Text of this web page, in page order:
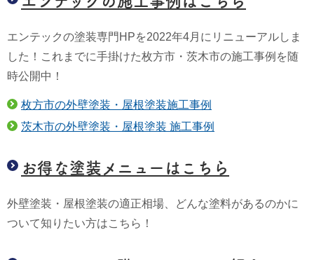
エンテックの塗装専門HPを2022年4月にリニューアルしま
した！これまでに手掛けた枚方市・茨木市の施工事例を随
時公開中！
枚方市の外壁塗装・屋根塗装施工事例
茨木市の外壁塗装・屋根塗装 施工事例
お得な塗装メニューはこちら
外壁塗装・屋根塗装の適正相場、どんな塗料があるのかに
ついて知りたい方はこちら！